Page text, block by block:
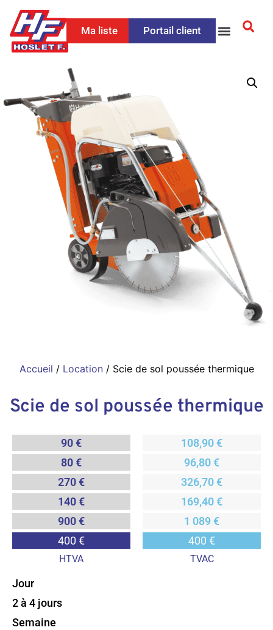
Ma liste Portail client
Accueil / Location/ Scie de sol poussée thermique
Scie de sol poussée thermique
90 €
80 €
270 €
140 €
900 €
400 €
HTVA
108,90 €
96,80 €
326,70 €
169,40 €
1 089 €
400 €
TVAC
Jour
2 à 4 jours
Semaine